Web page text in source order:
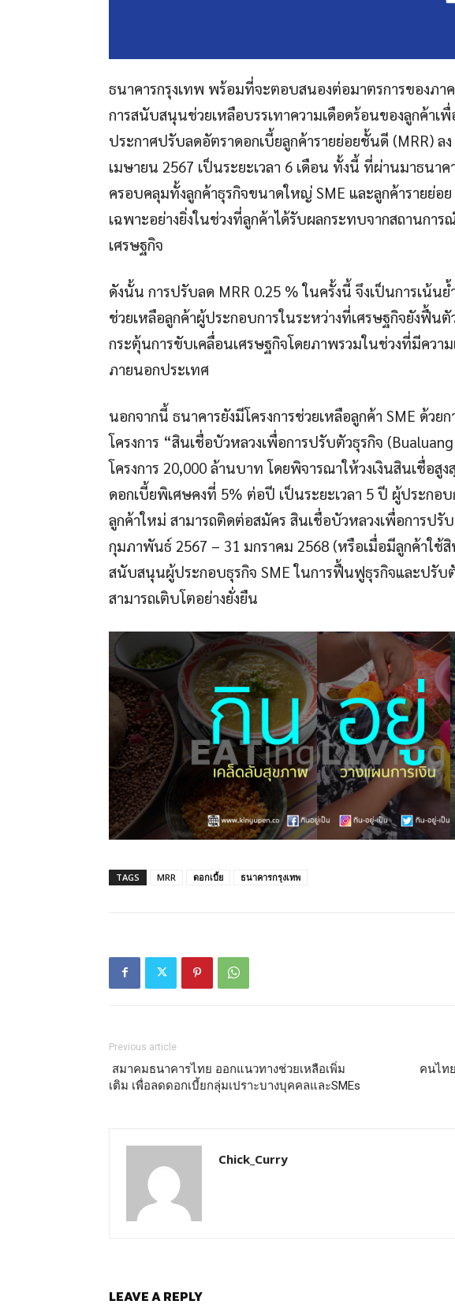
ธนาคารกรุงเทพ พร้อมที่จะตอบสนองต่อมาตรการของภา
การสนับสนุนช่วยเหลือบรรเทาความเดือดร้อนของลูกค้าเพื่
ประกาศปรับลดอัตราดอกเบี้ยลูกค้ารายย่อยชั้นดี (MRR) ล
เมษายน 2567 เป็นระยะเวลา 6 เดือน ทั้งนี้ ที่ผ่านมาธนาค
ครอบคลุมทั้งลูกค้าธุรกิจขนาดใหญ่ SME และลูกค้ารายย่อย
เฉพาะอย่างยิ่งในช่วงที่ลูกค้าได้รับผลกระทบจากสถานกา
เศรษฐกิจ
ดังนั้น การปรับลด MRR 0.25 % ในครั้งนี้ จึงเป็นการเน้น
ช่วยเหลือลูกค้าผู้ประกอบการในระหว่างที่เศรษฐกิจยังฟื้น
กระตุ้นการขับเคลื่อนเศรษฐกิจโดยภาพรวมในช่วงที่มีควา
ภายนอกประเทศ
นอกจากนี้ ธนาคารยังมีโครงการช่วยเหลือลูกค้า SME ด้วย
โครงการ “สินเชื่อบัวหลวงเพื่อการปรับตัวธุรกิจ
โครงการ 20,000 ล้านบาท โดยพิจารณาให้วงเงินสินเชื่อสู
ดอกเบี้ยพิเศษคงที่ 5% ต่อปี เป็นระยะเวลา 5 ปี ผู้ประกอ
ลูกค้าใหม่ สามารถติดต่อสมัคร สินเชื่อบัวหลวงเพื่อการปรั
กุมภาพันธ์ 2567 – 31 มกราคม 2568 (หรือเมื่อมีลูกค้าใช้สิ
สนับสนุนผู้ประกอบธุรกิจ SME ในการฟื้นฟูธุรกิจและปรับ
สามารถเติบโตอย่างยั่งยืน
TAGS MRR ดอกเบี้ย ธนาคารกรุงเทพ
Previous article
สมาคมธนาคารไทย ออกแนวทางช่วยเหลือเพิ่ม
เติม เพื่อลดดอกเบี้ยกลุ่มเปราะบางบุคคลและSMEs
คนไท
Chick_Curry
LEAVE A REPLY